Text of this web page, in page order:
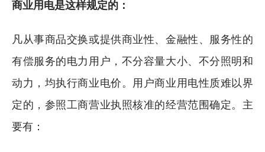
商业用电是这样规定的：
凡从事商品交换或提供商业性、金融性、服务性的
有偿服务的电力用户，不分容量大小、不分照明和
动力，均执行商业电价。用户商业用电性质难以界
定的，参照工商营业执照核准的经营范围确定。主
要有：